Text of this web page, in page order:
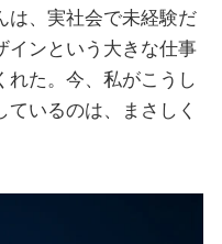
は、実社会で未経験だ
インという大きな仕事
れた。今、私がこうし
いるのは、まさしく